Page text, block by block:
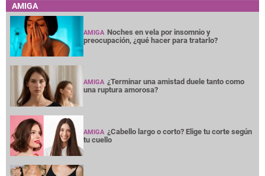
AMIGA
AMIGA Noches en vela por insomnio y
preocupación, ¿qué hacer para tratarlo?
AMIGA ¿Terminar una amistad duele tanto como
una ruptura amorosa?
AMIGA ¿Cabello largo o corto? Elige tu corte según
tu cuello